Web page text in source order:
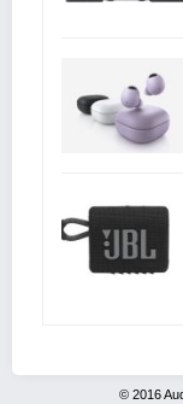
© 2016